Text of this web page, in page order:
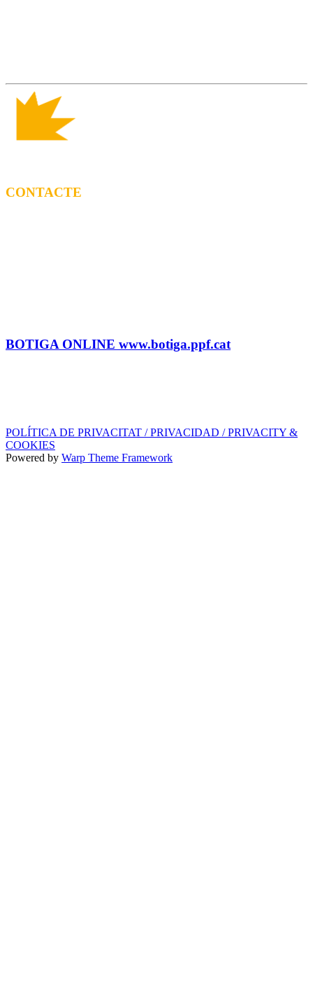
CONTACTE
BOTIGA ONLINE www.botiga.ppf.cat
POLÍTICA DE PRIVACITAT / PRIVACIDAD / PRIVACITY &
COOKIES
Powered by Warp Theme Framework